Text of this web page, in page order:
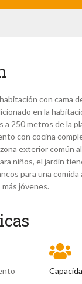
con cama
en la
a 250 metros de la
con cocina
exterior común
niños, el jardín
para una comida
jóvenes.